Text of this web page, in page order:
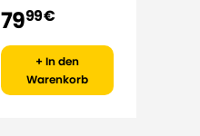
7999 €
+ In den
Warenkorb